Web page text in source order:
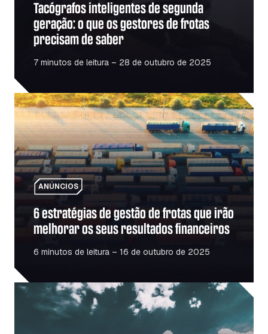
Tacógrafos inteligentes de segunda
geração: o que os gestores de frotas
precisam de saber
7 minutos de leitura – 28 de outubro de 2025
6 estratégias de gestão de frotas que irão melhorar os
ANÚNCIOS
6 estratégias de gestão de frotas que irão
melhorar os seus resultados financeiros
6 minutos de leitura – 16 de outubro de 2025
O boom das infraestruturas na Roménia – O que isso